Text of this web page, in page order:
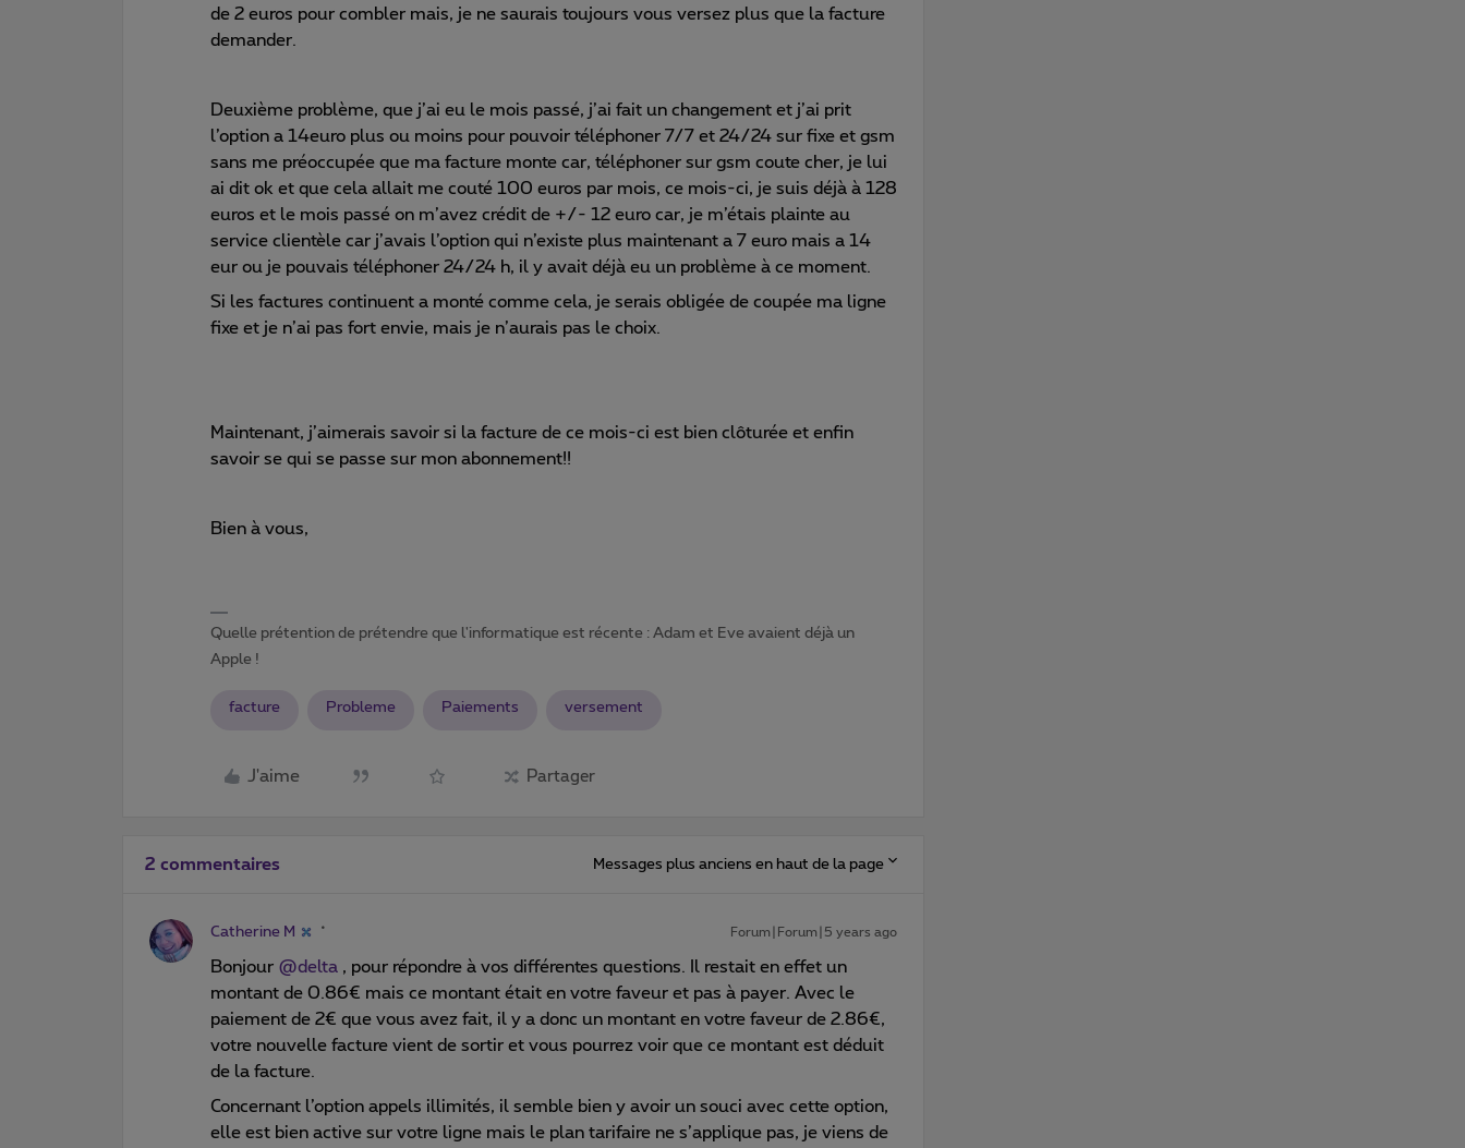
de 2 euros pour combler mais, je ne saurais toujours vous versez plus que la facture
demander.
Deuxième problème, que j’ai eu le mois passé, j’ai fait un changement et j’ai prit
l’option a 14euro plus ou moins pour pouvoir téléphoner 7/7 et 24/24 sur fixe et gsm
sans me préoccupée que ma facture monte car, téléphoner sur gsm coute cher, je lui
ai dit ok et que cela allait me couté 100 euros par mois, ce mois-ci, je suis déjà à 128
euros et le mois passé on m’avez crédit de +/- 12 euro car, je m’étais plainte au
service clientèle car j’avais l’option qui n’existe plus maintenant a 7 euro mais a 14
eur ou je pouvais téléphoner 24/24 h, il y avait déjà eu un problème à ce moment.
Si les factures continuent a monté comme cela, je serais obligée de coupée ma ligne
fixe et je n’ai pas fort envie, mais je n’aurais pas le choix.
Maintenant, j’aimerais savoir si la facture de ce mois-ci est bien clôturée et enfin
savoir se qui se passe sur mon abonnement!!
Bien à vous,
Quelle prétention de prétendre que l'informatique est récente : Adam et Eve avaient déjà un
Apple !
facture Probleme Paiements versement
J'aime Partager
2 commentaires Messages plus anciens en haut de la page
Catherine M Forum|Forum|5 years ago
Bonjour @delta , pour répondre à vos différentes questions. Il restait en effet un
montant de 0.86€ mais ce montant était en votre faveur et pas à payer. Avec le
paiement de 2€ que vous avez fait, il y a donc un montant en votre faveur de 2.86€,
votre nouvelle facture vient de sortir et vous pourrez voir que ce montant est déduit
de la facture.
Concernant l’option appels illimités, il semble bien y avoir un souci avec cette option,
elle est bien active sur votre ligne mais le plan tarifaire ne s’applique pas, je viens de